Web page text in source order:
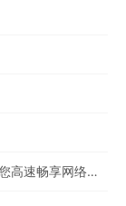
快连加速器下载破解版app急速免费获取，助您高速畅享网络体验